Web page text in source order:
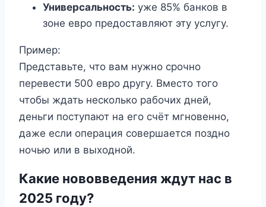
Универсальность: уже 85% банков в
зоне евро предоставляют эту услугу.
Пример:
Представьте, что вам нужно срочно
перевести 500 евро другу. Вместо того
чтобы ждать несколько рабочих дней,
деньги поступают на его счёт мгновенно,
даже если операция совершается поздно
ночью или в выходной.
Какие нововведения ждут нас в
2025 году?